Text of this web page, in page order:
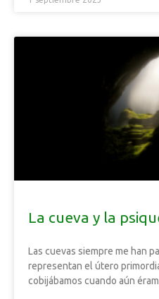
La cueva y la
Las cuevas siempre me han
representan el útero
cobijábamos cuando aún